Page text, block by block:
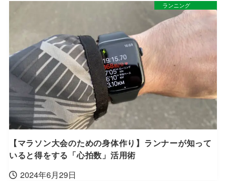
【マラソン大会のための身体作り】ランナーが知って
いると得をする「心拍数」活用術
2024年6月29日
ランニング